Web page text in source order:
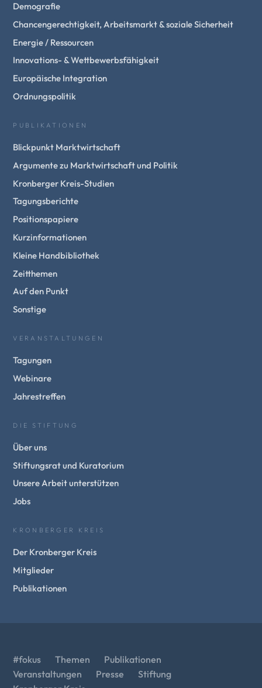
Demografie
Chancengerechtigkeit, Arbeitsmarkt & soziale Sicherheit
Energie / Ressourcen
Innovations- & Wettbewerbsfähigkeit
Europäische Integration
Ordnungspolitik
PUBLIKATIONEN
Blickpunkt Marktwirtschaft
Argumente zu Marktwirtschaft und Politik
Kronberger Kreis-Studien
Tagungsberichte
Positionspapiere
Kurzinformationen
Kleine Handbibliothek
Zeitthemen
Auf den Punkt
Sonstige
VERANSTALTUNGEN
Tagungen
Webinare
Jahrestreffen
DIE STIFTUNG
Über uns
Stiftungsrat und Kuratorium
Unsere Arbeit unterstützen
Jobs
KRONBERGER KREIS
Der Kronberger Kreis
Mitglieder
Publikationen
#fokus Themen
Publikationen
Veranstaltungen
Presse
Stiftung